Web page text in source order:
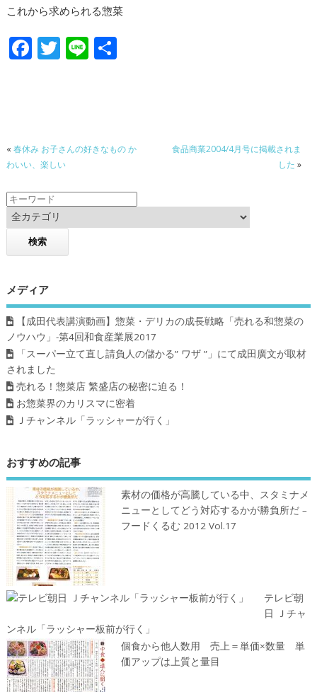
これから求められる惣菜
F
o
o
k
T Li 共
« 春休み お子さんの好きなもの か
わいい、楽しい
食品商業2004/4月号に掲載されま
した »
メディア
【成田代表講演動画】惣菜・デリカの成長戦略「売れる和惣菜の
ノウハウ」-第4回和食産業展2017
「スーパー立て直し請負人の儲かる” ワザ ”」にて成田廣文が取材
されました
売れる！惣菜店 繁盛店の秘密に迫る！
お惣菜界のカリスマに密着
Ｊチャンネル「ラッシャーが行く」
おすすめの記事
素材の価格が高騰している中、スタミナメ
ニューとしてどう対応するかが勝負所だ –
フードくるむ 2012 Vol.17
テレビ朝
日 Ｊチャ
ンネル「ラッシャー板前が行く」
個食から他人数用 売上＝単価×数量 単
価アップは上質と量目